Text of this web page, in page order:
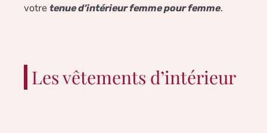
votre tenue d’intérieur femme pour femme.
Les vêtements d’intérieur